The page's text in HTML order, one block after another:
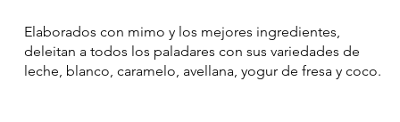
Elaborados con mimo y los mejores ingredientes,
deleitan a todos los paladares con sus variedades de
leche, blanco, caramelo, avellana, yogur de fresa y coco.